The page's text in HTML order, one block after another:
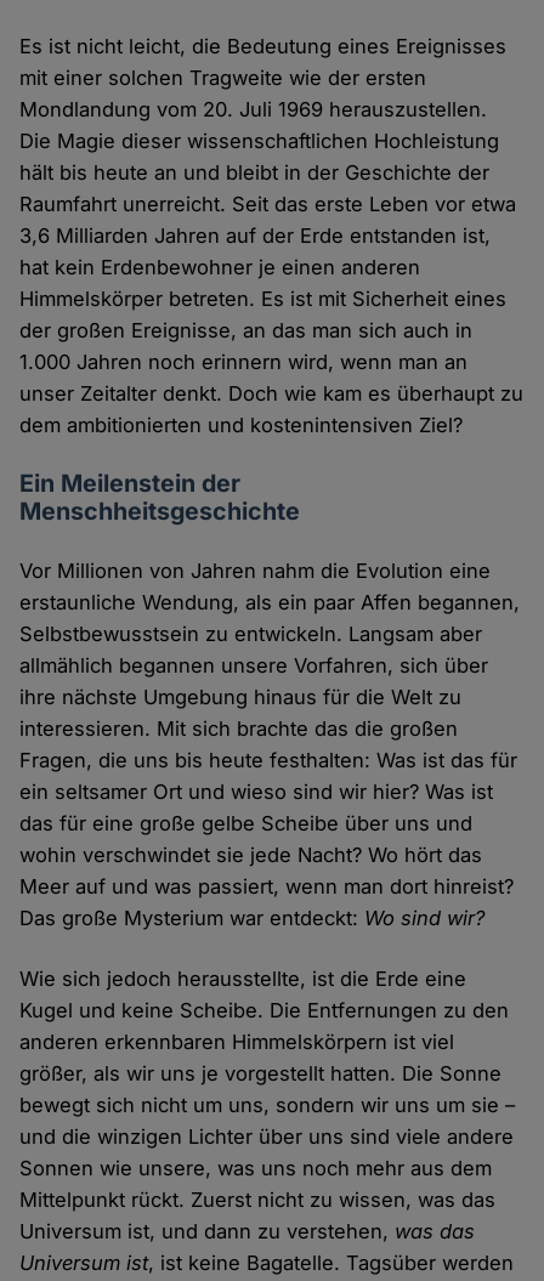
Es ist nicht leicht, die Bedeutung eines Ereignisses
mit einer solchen Tragweite wie der ersten
Mondlandung vom 20. Juli 1969 herauszustellen.
Die Magie dieser wissenschaftlichen Hochleistung
hält bis heute an und bleibt in der Geschichte der
Raumfahrt unerreicht. Seit das erste Leben vor etwa
3,6 Milliarden Jahren auf der Erde entstanden ist,
hat kein Erdenbewohner je einen anderen
Himmelskörper betreten. Es ist mit Sicherheit eines
der großen Ereignisse, an das man sich auch in
1.000 Jahren noch erinnern wird, wenn man an
unser Zeitalter denkt. Doch wie kam es überhaupt zu
dem ambitionierten und kostenintensiven Ziel?
Ein Meilenstein der
Menschheitsgeschichte
Vor Millionen von Jahren nahm die Evolution eine
erstaunliche Wendung, als ein paar Affen begannen,
Selbstbewusstsein zu entwickeln. Langsam aber
allmählich begannen unsere Vorfahren, sich über
ihre nächste Umgebung hinaus für die Welt zu
interessieren. Mit sich brachte das die großen
Fragen, die uns bis heute festhalten: Was ist das für
ein seltsamer Ort und wieso sind wir hier? Was ist
das für eine große gelbe Scheibe über uns und
wohin verschwindet sie jede Nacht? Wo hört das
Meer auf und was passiert, wenn man dort hinreist?
Das große Mysterium war entdeckt: Wo sind wir?
Wie sich jedoch herausstellte, ist die Erde eine
Kugel und keine Scheibe. Die Entfernungen zu den
anderen erkennbaren Himmelskörpern ist viel
größer, als wir uns je vorgestellt hatten. Die Sonne
bewegt sich nicht um uns, sondern wir uns um sie –
und die winzigen Lichter über uns sind viele andere
Sonnen wie unsere, was uns noch mehr aus dem
Mittelpunkt rückt. Zuerst nicht zu wissen, was das
Universum ist, und dann zu verstehen, was das
Universum ist, ist keine Bagatelle. Tagsüber werden